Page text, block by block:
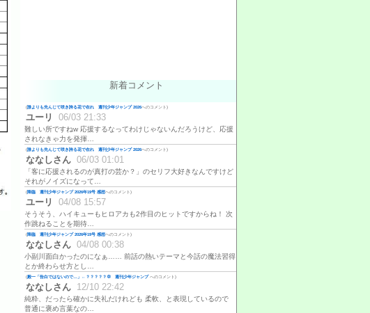
新着コメント
(誰よりも先んじて咲き誇る花で在れ 週刊少年ジャンプ 2026へのコメント)
ユーリ 06/03 21:33
難しい所ですねw 応援するなってわけじゃないんだろうけど、応援
されなきゃ力を発揮…
(誰よりも先んじて咲き誇る花で在れ 週刊少年ジャンプ 2026へのコメント)
ななしさん 06/03 01:01
「客に応援されるのが真打の芸か？」のセリフ大好きなんですけど
それがノイズになって…
(降臨 週刊少年ジャンプ 2026年19号 感想へのコメント)
ユーリ 04/08 15:57
そうそう、ハイキューもヒロアカも2作目のヒットですからね！ 次
作跳ねることを期待…
(降臨 週刊少年ジャンプ 2026年19号 感想へのコメント)
ななしさん 04/08 00:38
小副川面白かったのになぁ…… 前話の熱いテーマと今話の魔法習得
とか終わらせ方とし…
(殿一「告白ではないので…」←？？？？？💢 週刊少年ジャンプへのコメント)
ななしさん 12/10 22:42
純粋、だったら確かに失礼だけれども 柔軟、と表現しているので
普通に褒め言葉なの…